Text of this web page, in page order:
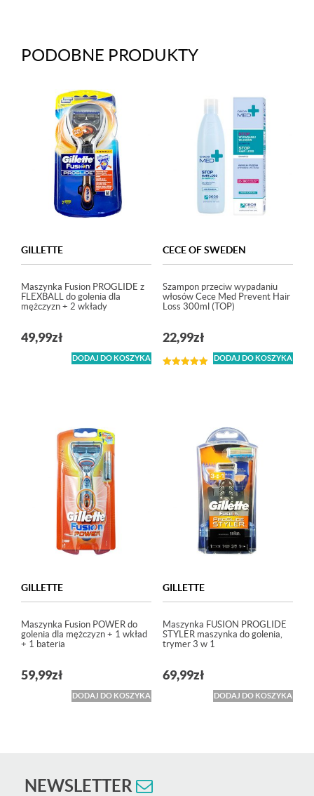
PODOBNE PRODUKTY
GILLETTE
Maszynka Fusion PROGLIDE z
FLEXBALL do golenia dla
mężczyzn + 2 wkłady
49,99zł
DODAJ DO KOSZYKA
CECE OF SWEDEN
Szampon przeciw wypadaniu
włosów Cece Med Prevent Hair
Loss 300ml (TOP)
22,99zł
DODAJ DO KOSZYKA
GILLETTE
Maszynka Fusion POWER do
golenia dla mężczyzn + 1 wkład
+ 1 bateria
59,99zł
DODAJ DO KOSZYKA
GILLETTE
Maszynka FUSION PROGLIDE
STYLER maszynka do golenia,
trymer 3 w 1
69,99zł
DODAJ DO KOSZYKA
NEWSLETTER